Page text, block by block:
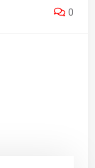
0